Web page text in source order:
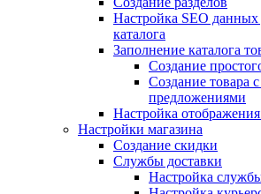
Настройка SEO данных
каталога
Заполнение каталога
Создание
Создание товара
предложениями
Настройка отображения
Настройки магазина
Создание скидки
Службы доставки
Настройка